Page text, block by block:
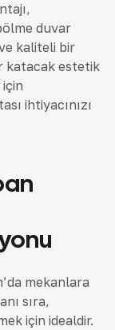
duvar
kaliteli bir
katacak estetik
ihtiyacınızı
mekanlara
sıra,
için idealdir.